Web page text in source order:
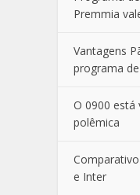
Premmia
Vantagens
programa
O 0900 está
polêmica
e Inter